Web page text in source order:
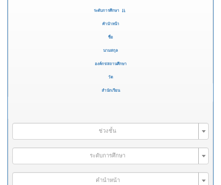
ระดับการศึกษา
คำนำหน้า
ชื่อ
นามสกุล
องค์กร/สถานศึกษา
วัด
สำนักเรียน
ช่วงชั้น
ระดับการศึกษา
คำนำหน้า